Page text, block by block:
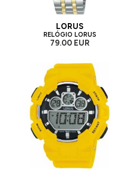
LORUS
RELÓGIO LORUS
79.00 EUR